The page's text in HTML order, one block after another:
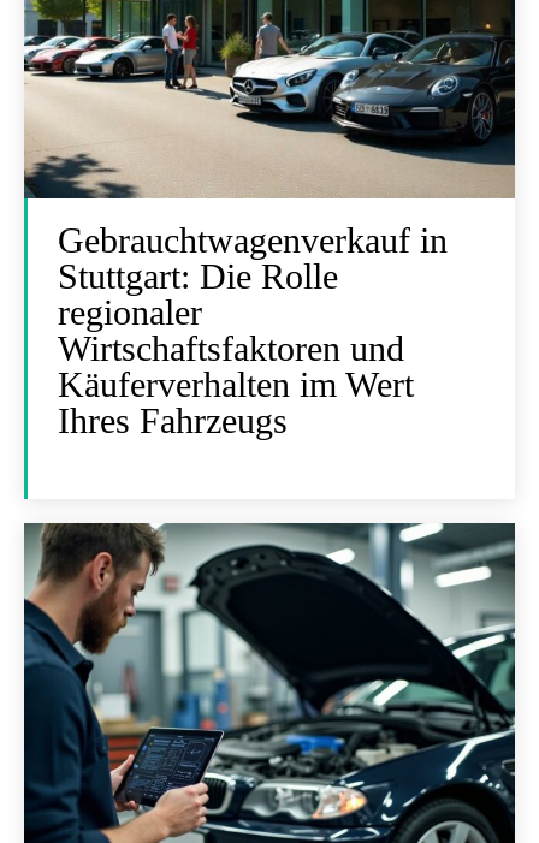
Gebrauchtwagenverkauf in
Stuttgart: Die Rolle
regionaler
Wirtschaftsfaktoren und
Käuferverhalten im Wert
Ihres Fahrzeugs